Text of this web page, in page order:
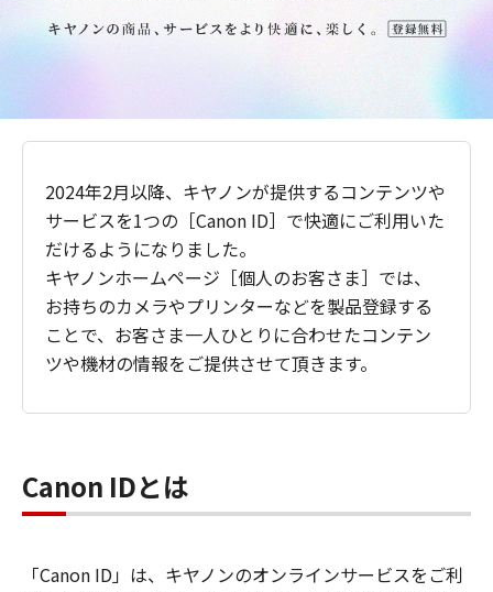
2024年2月以降、キヤノンが提供するコンテンツや
サービスを1つの［Canon ID］で快適にご利用いた
だけるようになりました。
キヤノンホームページ［個人のお客さま］では、
お持ちのカメラやプリンターなどを製品登録する
ことで、お客さま一人ひとりに合わせたコンテン
ツや機材の情報をご提供させて頂きます。
Canon IDとは
「Canon ID」は、キヤノンのオンラインサービスをご利